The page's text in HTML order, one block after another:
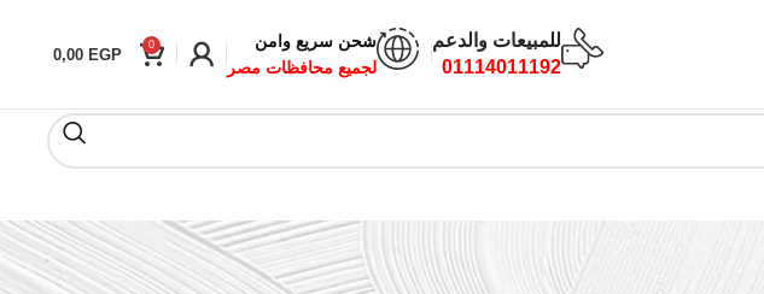
للمبيعات والدعم
01114011192
شحن سريع وامن
لجميع محافظات مصر
0
0,00 EGP